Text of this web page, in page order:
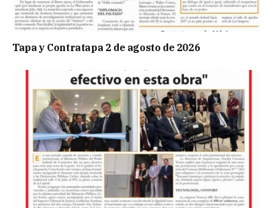
Tapa y Contratapa 2 de agosto de 2026